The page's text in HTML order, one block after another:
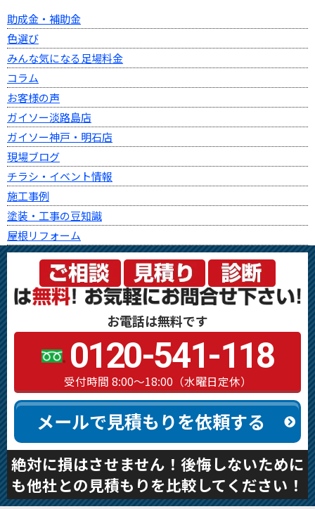
助成金・補助金
色選び
みんな気になる足場料金
コラム
お客様の声
ガイソー淡路島店
ガイソー神戸・明石店
現場ブログ
チラシ・イベント情報
施工事例
塗装・工事の豆知識
屋根リフォーム
お電話は無料です
0120-541-118
受付時間 8:00～18:00（水曜日定休）
メールで見積もりを依頼する
絶対に損はさせません！後悔しないために
も他社との見積もりを比較してください！